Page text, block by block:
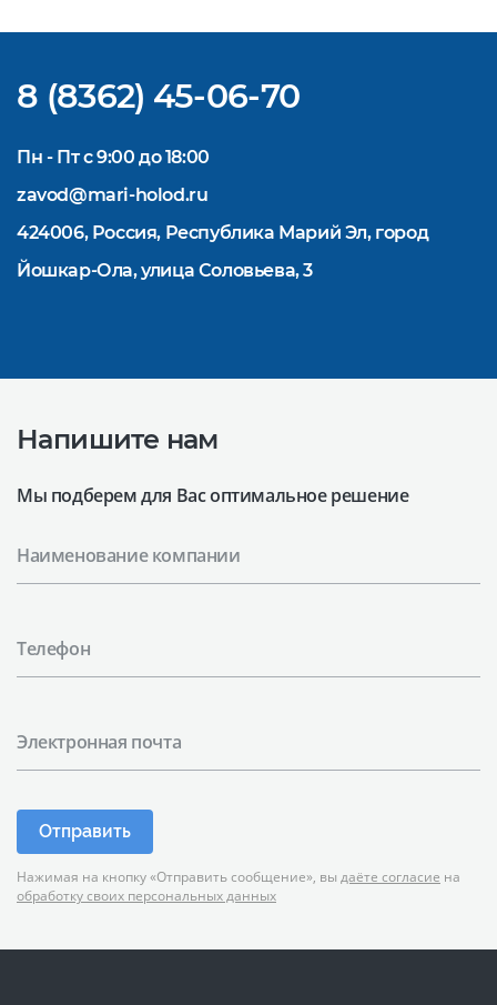
8 (8362) 45-06-70
Пн - Пт с 9:00 до 18:00
zavod@mari-holod.ru
424006, Россия, Республика Марий Эл, город
Йошкар-Ола, улица Соловьева, 3
Напишите нам
Мы подберем для Вас оптимальное решение
Наименование компании
Телефон
Электронная почта
Отправить
Нажимая на кнопку «Отправить сообщение», вы даёте согласие на
обработку своих персональных данных